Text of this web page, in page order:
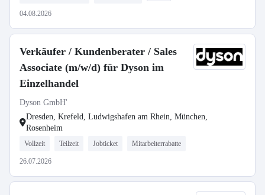
04.08.2026
Verkäufer / Kundenberater / Sales
Associate (m/w/d) für Dyson im
Einzelhandel
Dyson GmbH'
Dresden, Krefeld, Ludwigshafen am Rhein, München,
Rosenheim
Vollzeit Teilzeit Jobticket Mitarbeiterrabatte
26.07.2026